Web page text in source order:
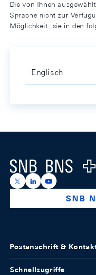
Die von Ihnen
Sprache nicht zur
Möglichkeit, sie in den
Englisch
Logo
https://x.com/snb_bns
https://https://
SNB
Postanschrift &
Schnellzugriffe